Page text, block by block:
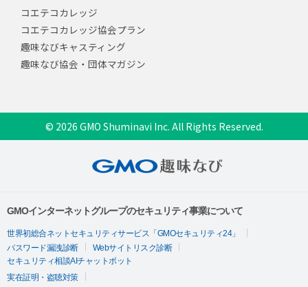
コエテコカレッジ
コエテコカレッジ協会プラン
趣味なびキャスティング
趣味なび協会・団体マガジン
© 2026 GMO Shuminavi Inc. All Rights Reserved.